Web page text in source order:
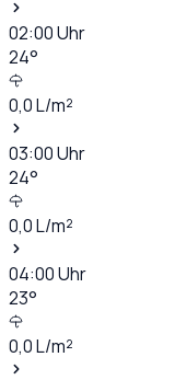
02:00Uhr
24°
0,0L/m²
03:00Uhr
24°
0,0L/m²
04:00Uhr
23°
0,0L/m²